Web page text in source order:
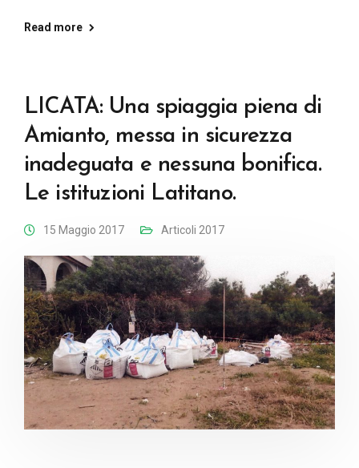
Read more
LICATA: Una spiaggia piena di
Amianto, messa in sicurezza
inadeguata e nessuna bonifica.
Le istituzioni Latitano.
15 Maggio 2017 Articoli 2017